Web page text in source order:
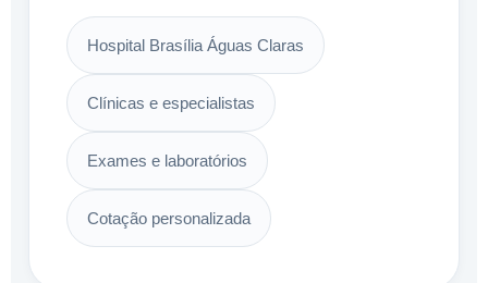
Hospital Brasília Águas Claras
Clínicas e especialistas
Exames e laboratórios
Cotação personalizada